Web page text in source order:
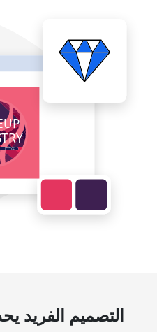
التصميم الفريد